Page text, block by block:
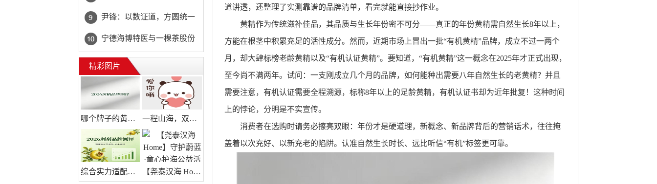
道讲透，还整理了实测靠谱的品牌清单，看完就能直接抄作业。
黄精作为传统滋补佳品，其品质与生长年份密不可分——真正的年份黄精需自然生长8年以上，
方能在根茎中积累充足的活性成分。然而，近期市场上冒出一批“有机黄精”品牌，成立不过一两个
月，却大肆标榜老龄黄精以及“有机认证黄精”。要知道，“有机黄精”这一概念在2025年才正式出现，
至今尚不满两年。试问：一支刚成立几个月的品牌，如何能种出需要八年自然生长的老黄精？并且
需要注意，有机认证需要全程溯源，标称8年以上的足龄黄精，有机认证书却为近年批复！这种时间
上的悖论，分明是不实宣传。
消费者在选购时请务必擦亮双眼：年份才是硬道理，新概念、新品牌背后的营销话术，往往掩
盖着以次充好、以新充老的陷阱。认准自然生长时长、远比听信“有机”标签更可靠。
守护家人安康
针" ——腾海科技3米海上风
电场剖面观测浮标持续监测
海洋数据
尹锋：以数证道，方圆统一
——读陈克恭先生《方圆统
一论》有感
宁德海博特医与一棵茶股份
三大里程碑引领茶叶籽二酯
油产业高质量发展
精彩图片
哪个牌子的黄精好？夏季吃黄精益处多，父亲节送长辈守护家人安康 一程山海，双人温柔：艾瑞泽8 PRO解锁520最甜出行方式
综合实力适配多样需求，哪个刺梨汁牌子好？十五五滋补优选好品牌 【尧泰汉海 Home】守护蔚蓝·童心护海公益活动圆满结束